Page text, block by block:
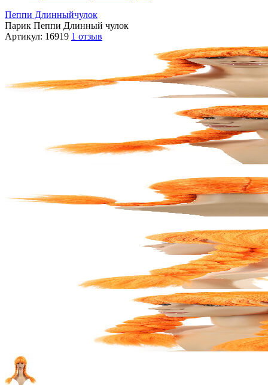
Пеппи Длинныйчулок
Парик Пеппи Длинный чулок
Артикул: 16919 1 отзыв